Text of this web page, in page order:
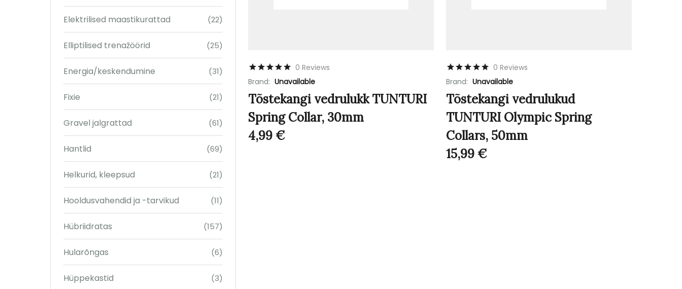
Elektrilised maastikurattad (22)
Elliptilised trenažöörid (25)
Energia/keskendumine (31)
Fixie (21)
Gravel jalgrattad (61)
Hantlid (69)
Helkurid, kleepsud (21)
Hooldusvahendid ja -tarvikud (11)
Hübriidratas (157)
Hularõngas (6)
Hüppekastid (3)
0 Reviews
Brand: Unavailable
Tõstekangi vedrulukk TUNTURI
Spring Collar, 30mm
4,99€
0 Reviews
Brand: Unavailable
Tõstekangi vedrulukud
TUNTURI Olympic Spring
Collars, 50mm
15,99€